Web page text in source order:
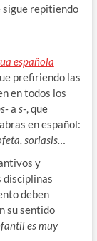
sigue repitiendo
española
prefiriendo las
en todos los
a s-, que
en español:
soriasis…
y
disciplinas
deben
su sentido
es muy